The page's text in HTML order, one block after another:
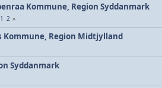
Kommune, Region Syddanmark
1 2
Kommune, Region Midtjylland
Syddanmark